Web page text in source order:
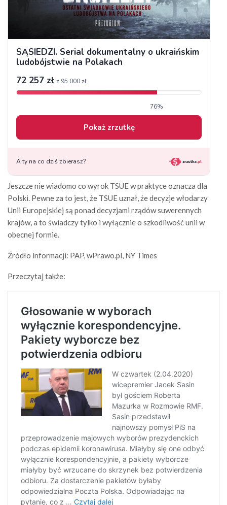
Jeszcze nie wiadomo co wyrok TSUE w praktyce oznacza dla
Polski. Pewne za to jest, że TSUE uznał, że decyzje włodarzy
Unii Europejskiej są ponad decyzjami rządów suwerennych
krajów, a to świadczy tylko i wyłącznie o szkodliwość unii w
obecnej formie.
Źródło informacji: PAP, wPrawo.pl, NY Times
Przeczytaj także: